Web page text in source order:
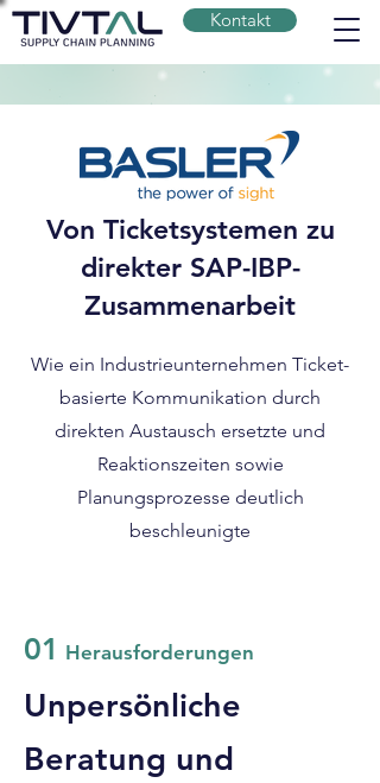
Kontakt
Von Ticketsystemen zu
direkter SAP-IBP-
Zusammenarbeit
Wie ein Industrieunternehmen Ticket-
basierte Kommunikation durch
direkten Austausch ersetzte und
Reaktionszeiten sowie
Planungsprozesse deutlich
beschleunigte
01 Herausforderungen
Unpersönliche
Beratung und